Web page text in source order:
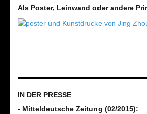
Als Poster, Leinwand oder andere
IN DER PRESSE
- Mitteldeutsche Zeitung (02/2015):